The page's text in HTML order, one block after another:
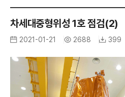
A
R
I
차세대중형위성 1호 점검(2)
2021-01-21 2688 399